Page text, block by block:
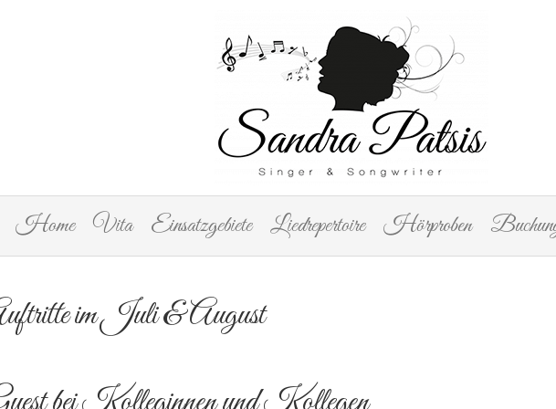
Home Vita Einsatzgebiete Liedrepertoire Hörproben
im Juli & August